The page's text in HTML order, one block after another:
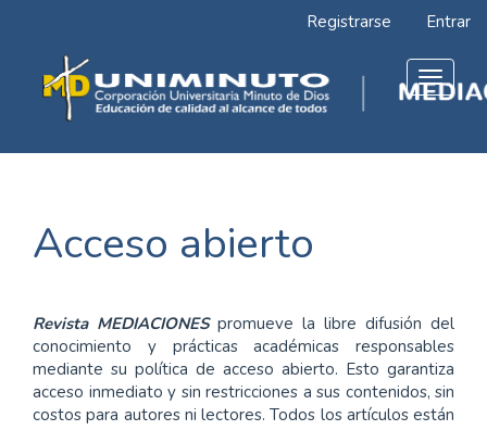
Contenido
principal
Barra
lateral
Registrarse Entrar
Toggle
Acceso abierto
Revista MEDIACIONESpromueve la libre difusión del
conocimiento y prácticas académicas responsables
mediante su política de acceso abierto. Esto garantiza
acceso inmediato y sin restricciones a sus contenidos, sin
costos para autores ni lectores. Todos los artículos están